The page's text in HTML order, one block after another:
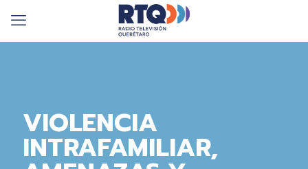
VIOLENCIA
INTRAFAMILIAR,